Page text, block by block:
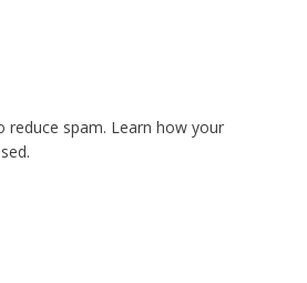
reduce spam. Learn how your